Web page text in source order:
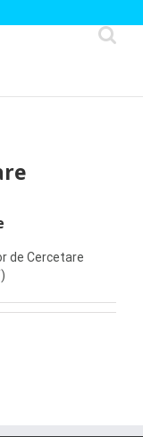
de Cercetare